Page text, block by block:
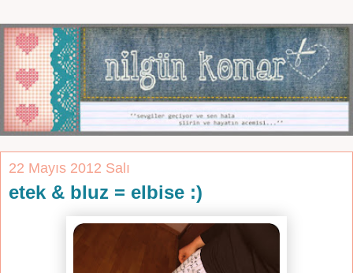
22 Mayıs 2012 Salı
etek & bluz = elbise :)